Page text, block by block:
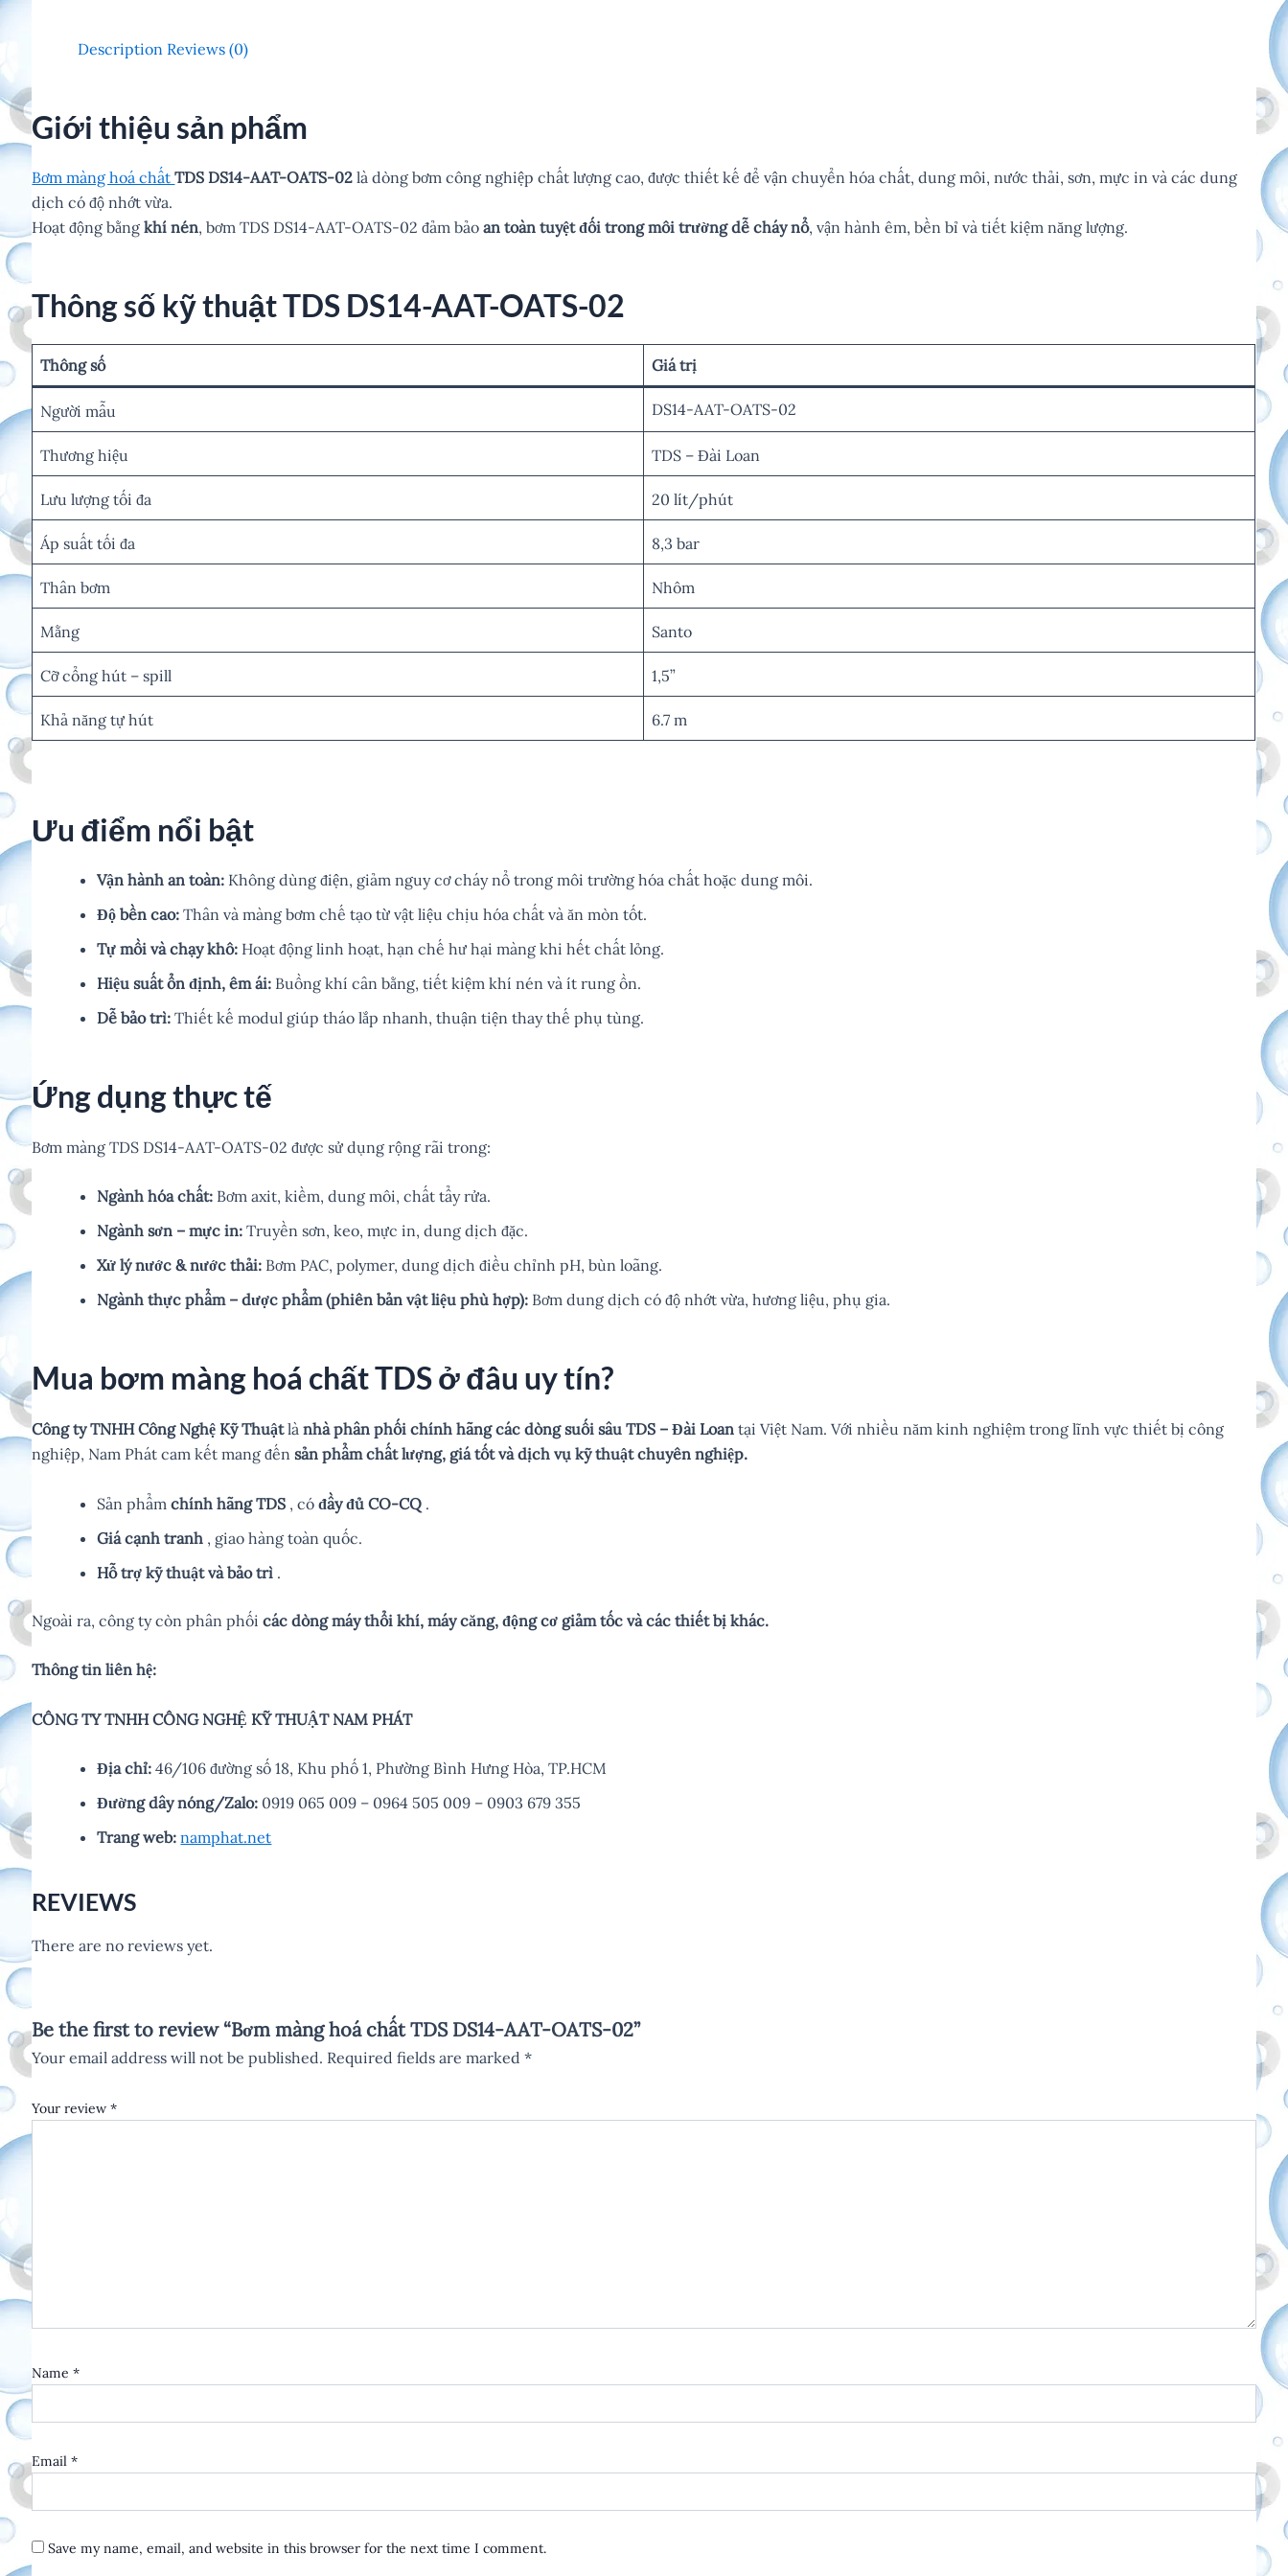
Description Reviews (0)
Giới thiệu sản phẩm
Bơm màng hoá chấtTDS DS14-AAT-OATS-02 là dòng bơm công nghiệp chất lượng cao, được thiết kế để vận chuyển hóa chất, dung môi, nước thải, sơn, mực in và các dung
dịch có độ nhớt vừa.
Hoạt động bằngkhí nén, bơm TDS DS14-AAT-OATS-02 đảm bảoan toàn tuyệt đối trong môi trường dễ cháy nổ, vận hành êm, bền bỉ và tiết kiệm năng lượng.
Thông số kỹ thuật TDS DS14-AAT-OATS-02
Thông số Giá trị
Người mẫu DS14-AAT-OATS-02
Thương hiệu TDS – Đài Loan
Lưu lượng tối đa 20 lít/phút
Áp suất tối đa 8,3 bar
Thân bơm Nhôm
Mằng Santo
Cỡ cổng hút – spill 1,5”
Khả năng tự hút 6.7 m
Ưu điểm nổi bật
Vận hành an toàn: Không dùng điện, giảm nguy cơ cháy nổ trong môi trường hóa chất hoặc dung môi.
Độ bền cao: Thân và màng bơm chế tạo từ vật liệu chịu hóa chất và ăn mòn tốt.
Tự mồi và chạy khô: Hoạt động linh hoạt, hạn chế hư hại màng khi hết chất lỏng.
Hiệu suất ổn định, êm ái: Buồng khí cân bằng, tiết kiệm khí nén và ít rung ồn.
Dễ bảo trì: Thiết kế modul giúp tháo lắp nhanh, thuận tiện thay thế phụ tùng.
Ứng dụng thực tế
Bơm màng TDS DS14-AAT-OATS-02 được sử dụng rộng rãi trong:
Ngành hóa chất: Bơm axit, kiềm, dung môi, chất tẩy rửa.
Ngành sơn – mực in: Truyền sơn, keo, mực in, dung dịch đặc.
Xử lý nước & nước thải: Bơm PAC, polymer, dung dịch điều chỉnh pH, bùn loãng.
Ngành thực phẩm – dược phẩm (phiên bản vật liệu phù hợp): Bơm dung dịch có độ nhớt vừa, hương liệu, phụ gia.
Mua bơm màng hoá chất TDS ở đâu uy tín?
Công ty TNHH Công Nghệ Kỹ Thuậtlànhà phân phối chính hãng các dòng suối sâu TDS – Đài Loan tại Việt Nam. Với nhiều năm kinh nghiệm trong lĩnh vực thiết bị công
nghiệp, Nam Phát cam kết mang đếnsản phẩm chất lượng, giá tốt và dịch vụ kỹ thuật chuyên nghiệp.
Sản phẩmchính hãng TDS , cóđầy đủ CO-CQ .
Giá cạnh tranh , giao hàng toàn quốc.
Hỗ trợ kỹ thuật và bảo trì .
Ngoài ra, công ty còn phân phốicác dòng máy thổi khí, máy căng, động cơ giảm tốc và các thiết bị khác.
Thông tin liên hệ:
CÔNG TY TNHH CÔNG NGHỆ KỸ THUẬT NAM PHÁT
Địa chỉ: 46/106 đường số 18, Khu phố 1, Phường Bình Hưng Hòa, TP.HCM
Đường dây nóng/Zalo: 0919 065 009 – 0964 505 009 – 0903 679 355
Trang web:namphat.net
REVIEWS
There are no reviews yet.
Be the first to review “Bơm màng hoá chất TDS DS14-AAT-OATS-02”
Your email address will not be published. Required fields are marked*
Your review*
Name*
Email*
Save my name, email, and website in this browser for the next time I comment.